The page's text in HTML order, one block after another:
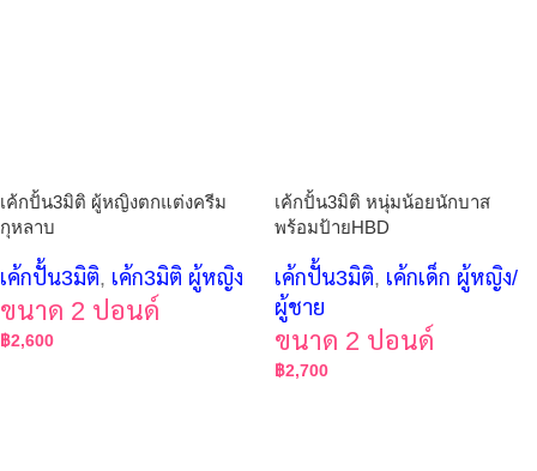
เค้กปั้น3มิติ ผู้หญิงตกแต่งครีม
กุหลาบ
เค้กปั้น3มิติ, เค้ก3มิติ ผู้หญิง
ขนาด 2 ปอนด์
฿2,600
เค้กปั้น3มิติ หนุ่มน้อยนักบาส
พร้อมป้ายHBD
เค้กปั้น3มิติ, เค้กเด็ก ผู้หญิง/
ผู้ชาย
ขนาด 2 ปอนด์
฿2,700